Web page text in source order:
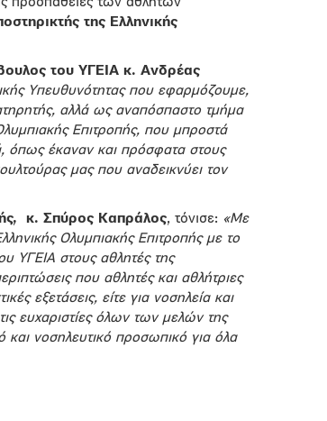
της Ελληνικής
του ΥΓΕΙΑ κ. Ανδρέας
Υπευθυνότητας που εφαρμόζουμε,
αλλά ως αναπόσπαστο τμήμα
Επιτροπής, που μπροστά
όπως έκαναν και πρόσφατα στους
μας που αναδεικνύει τον
κ. Σπύρος Καπράλος, τόνισε: «Με
Ολυμπιακής Επιτροπής με το
ΥΓΕΙΑ στους αθλητές της
που αθλητές και αθλήτριες
εξετάσεις, είτε για νοσηλεία και
ευχαριστίες όλων των μελών της
και νοσηλευτικό προσωπικό για όλα